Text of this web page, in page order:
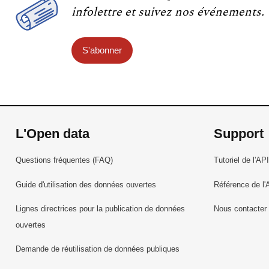
infolettre et suivez nos événements.
S'abonner
L'Open data
Questions fréquentes (FAQ)
Guide d'utilisation des données ouvertes
Lignes directrices pour la publication de données
ouvertes
Demande de réutilisation de données publiques
Support
Tutoriel de l'API
Référence de
Nous contacter